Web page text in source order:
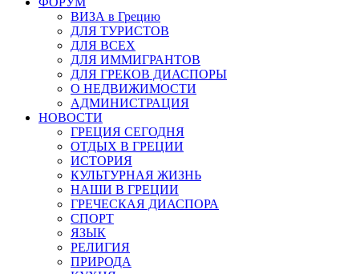
ВИЗА в Грецию
ДЛЯ ТУРИСТОВ
ДЛЯ ВСЕХ
ДЛЯ ИММИГРАНТОВ
ДЛЯ ГРЕКОВ ДИАСПОРЫ
О НЕДВИЖИМОСТИ
АДМИНИСТРАЦИЯ
НОВОСТИ
ГРЕЦИЯ СЕГОДНЯ
ОТДЫХ В ГРЕЦИИ
ИСТОРИЯ
КУЛЬТУРНАЯ ЖИЗНЬ
НАШИ В ГРЕЦИИ
ГРЕЧЕСКАЯ ДИАСПОРА
СПОРТ
ЯЗЫК
РЕЛИГИЯ
ПРИРОДА